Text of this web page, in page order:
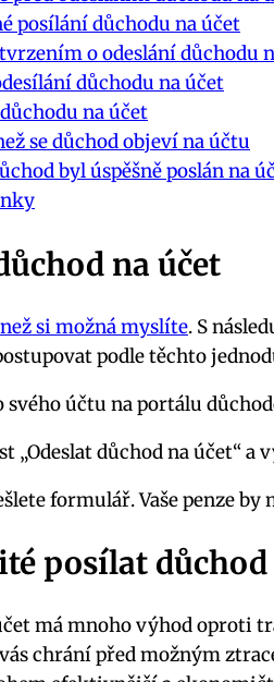
posílání důchodu na účet
o odeslání důchodu
důchodu na účet
na účet
se důchod objeví na účtu
byl úspěšně poslán na
na účet
než si možná myslíte. S
podle těchto
svého účtu na portálu
„Odeslat důchod na účet“
formulář. Vaše penze
posílat důchod
má mnoho výhod oproti
chrání před možným